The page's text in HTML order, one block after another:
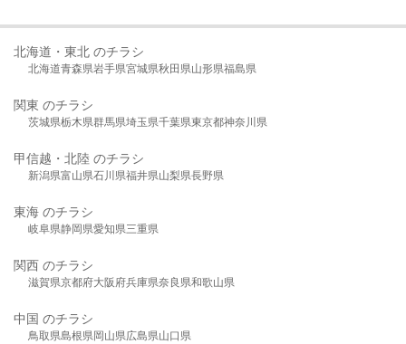
北海道・東北 のチラシ
北海道青森県岩手県宮城県秋田県山形県福島県
関東 のチラシ
茨城県栃木県群馬県埼玉県千葉県東京都神奈川県
甲信越・北陸 のチラシ
新潟県富山県石川県福井県山梨県長野県
東海 のチラシ
岐阜県静岡県愛知県三重県
関西 のチラシ
滋賀県京都府大阪府兵庫県奈良県和歌山県
中国 のチラシ
鳥取県島根県岡山県広島県山口県